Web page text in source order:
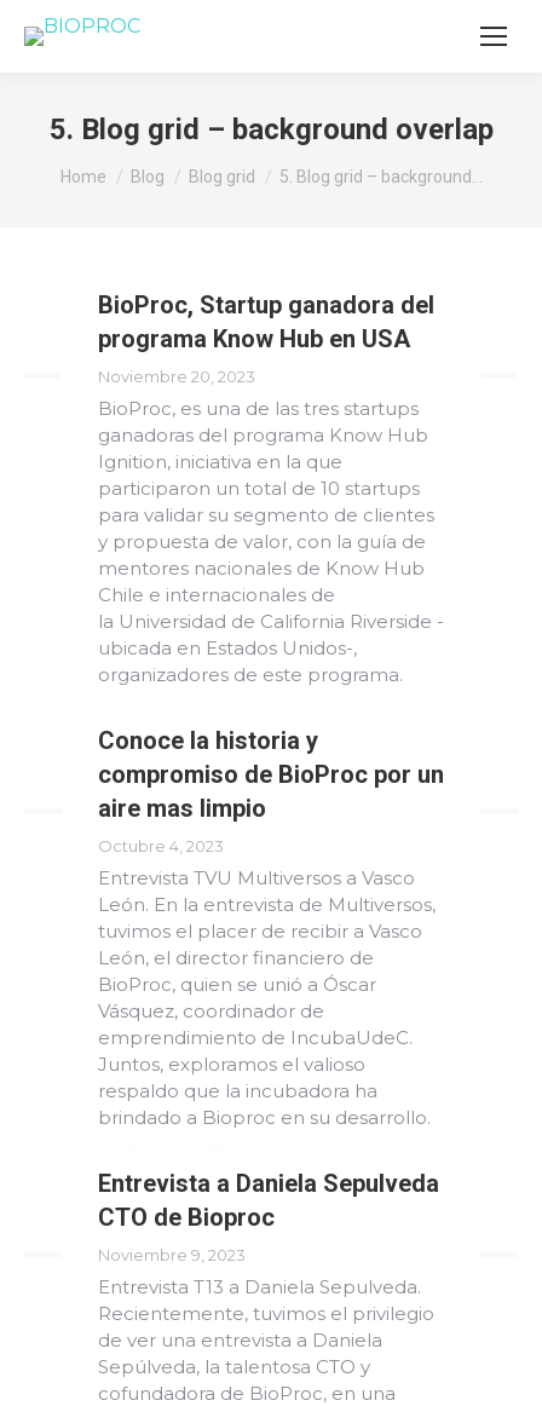
5. Blog grid – background overlap
You are here:
Home Blog Blog grid 5. Blog grid – background…
BioProc, Startup ganadora del
programa Know Hub en USA
Noviembre 20, 2023
BioProc, es una de las tres startups
ganadoras del programa Know Hub
Ignition, iniciativa en la que
participaron un total de 10 startups
para validar su segmento de clientes
y propuesta de valor, con la guía de
mentores nacionales de Know Hub
Chile e internacionales de
la Universidad de California Riverside -
ubicada en Estados Unidos-,
organizadores de este programa.
Read more
Conoce la historia y
compromiso de BioProc por un
aire mas limpio
Octubre 4, 2023
Entrevista TVU Multiversos a Vasco
León. En la entrevista de Multiversos,
tuvimos el placer de recibir a Vasco
León, el director financiero de
BioProc, quien se unió a Óscar
Vásquez, coordinador de
emprendimiento de IncubaUdeC.
Juntos, exploramos el valioso
respaldo que la incubadora ha
brindado a Bioproc en su desarrollo.
Read more
Entrevista a Daniela Sepulveda
CTO de Bioproc
Noviembre 9, 2023
Entrevista T13 a Daniela Sepulveda.
Recientemente, tuvimos el privilegio
de ver una entrevista a Daniela
Sepúlveda, la talentosa CTO y
cofundadora de BioProc, en una